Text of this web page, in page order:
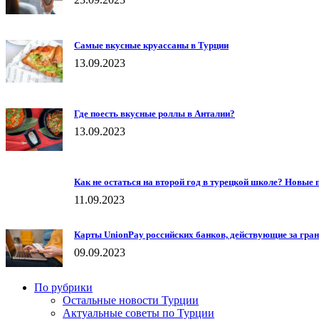
Самые вкусные круассаны в Турции
13.09.2023
Где поесть вкусные роллы в Анталии?
13.09.2023
Как не остаться на второй год в турецкой школе? Новые
11.09.2023
Карты UnionPay российских банков, действующие за
09.09.2023
По рубрики
Остальные новости Турции
Актуальные советы по Турции